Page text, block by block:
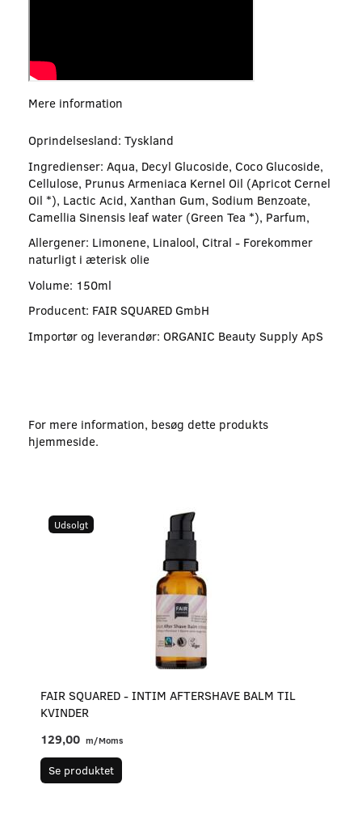
Mere information
Oprindelsesland: Tyskland
Ingredienser: Aqua, Decyl Glucoside, Coco Glucoside,
Cellulose, Prunus Armeniaca Kernel Oil (Apricot Cernel
Oil *), Lactic Acid, Xanthan Gum, Sodium Benzoate,
Camellia Sinensis leaf water (Green Tea *), Parfum,
Allergener: Limonene, Linalool, Citral - Forekommer
naturligt i æterisk olie
Volume: 150ml
Producent: FAIR SQUARED GmbH
Importør og leverandør: ORGANIC Beauty Supply ApS
For mere information, besøg dette produkts
hjemmeside.
Udsolgt
FAIR SQUARED - INTIM AFTERSHAVE BALM TIL
KVINDER
129,00 m/Moms
Se produktet